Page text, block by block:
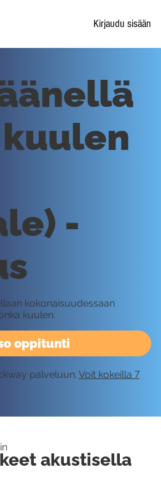
Kirjaudu sisään
oppitunti
-
kokonaisuudessaan
kuulen.
palveluun. Voit kokeilla 7
akustisella